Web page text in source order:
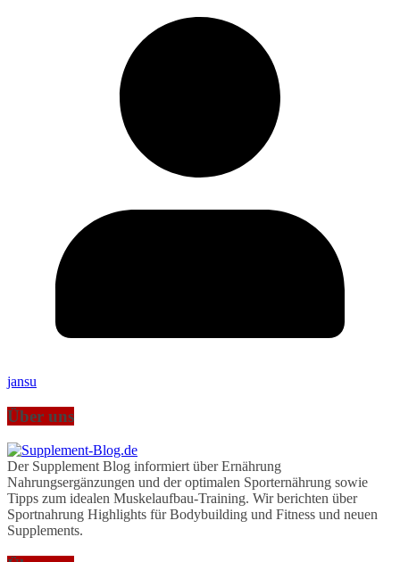
jansu
Über uns
Der Supplement Blog informiert über Ernährung
Nahrungsergänzungen und der optimalen Sporternährung sowie
Tipps zum idealen Muskelaufbau-Training. Wir berichten über
Sportnahrung Highlights für Bodybuilding und Fitness und neuen
Supplements.